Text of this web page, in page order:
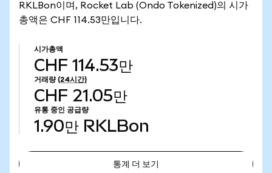
RKLBon이며, Rocket Lab (Ondo Tokenized)의 시가
총액은 CHF 114.53만입니다.
시가총액
CHF 114.53만
거래량 (24시간)
CHF 21.05만
유통 중인 공급량
1.90만 RKLBon
통계 더 보기